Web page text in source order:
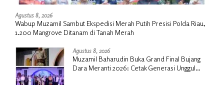
Agustus 8, 2026
Wabup Muzamil Sambut Ekspedisi Merah Putih Presisi Polda Riau,
1.200 Mangrove Ditanam di Tanah Merah
Agustus 8, 2026
Muzamil Baharudin Buka Grand Final Bujang
Dara Meranti 2026: Cetak Generasi Unggul